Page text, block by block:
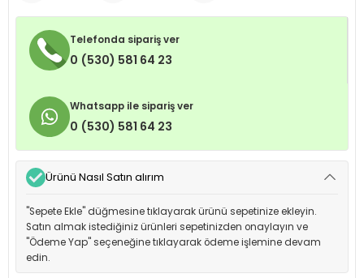
Telefonda sipariş ver
0 (530) 581 64 23
Whatsapp ile sipariş ver
0 (530) 581 64 23
Ürünü Nasıl Satın alırım
"Sepete Ekle" düğmesine tıklayarak ürünü sepetinize ekleyin.
Satın almak istediğiniz ürünleri sepetinizden onaylayın ve
"Ödeme Yap" seçeneğine tıklayarak ödeme işlemine devam
edin.